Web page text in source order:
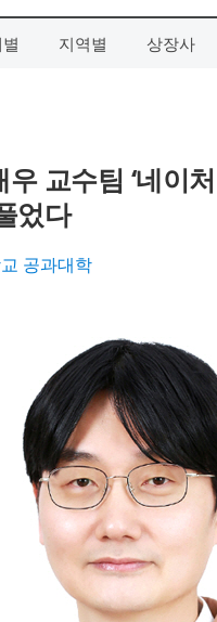
지역별 상장사
교수팀 ‘네이
었다
공과대학